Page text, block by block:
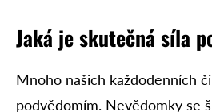
Jaká je skutečná síla
Mnoho našich každodenních
podvědomím. Nevědomky se